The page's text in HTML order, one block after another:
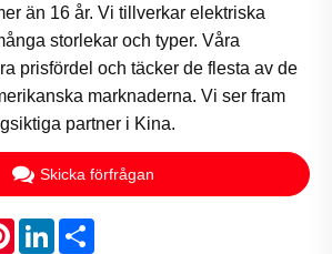
än 16 år. Vi tillverkar elektriska
storlekar och typer. Våra
prisfördel och täcker de flesta av de
marknaderna. Vi ser fram
partner i Kina.
Skicka förfrågan
PinterestLinkedIn